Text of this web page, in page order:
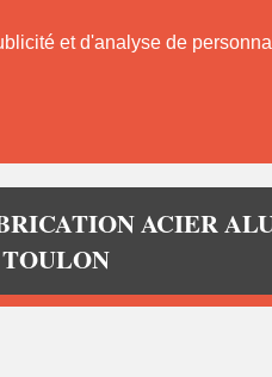
et d'analyse de
ACIER